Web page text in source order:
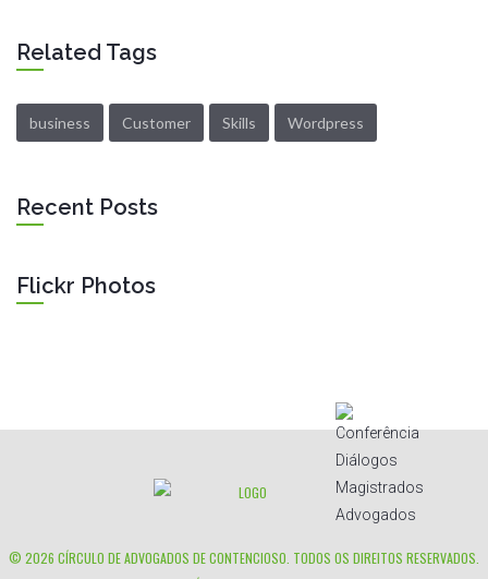
Related Tags
business Customer Skills Wordpress
Recent Posts
Flickr Photos
© 2026 CÍRCULO DE ADVOGADOS DE CONTENCIOSO . TODOS OS DIREITOS RESERVADOS.